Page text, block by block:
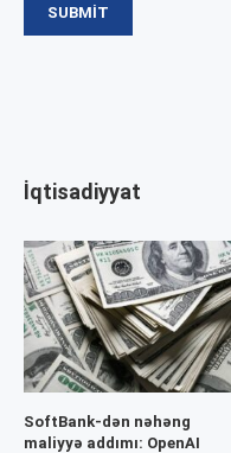
İqtisadiyyat
SoftBank-dən nəhəng
maliyyə addımı: OpenAI